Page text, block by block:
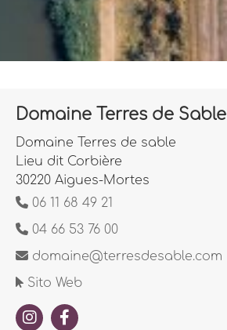
Domaine Terres de Sable
Domaine Terres de sable
Lieu dit Corbière
30220 Aigues-Mortes
06 11 68 49 21
04 66 53 76 00
domaine@terresdesable.com
Sito Web